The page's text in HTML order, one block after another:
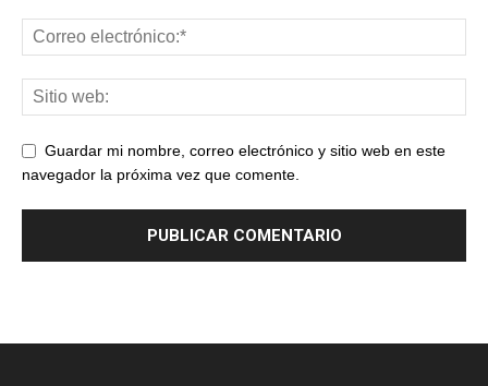
Guardar mi nombre, correo electrónico y sitio web en este
navegador la próxima vez que comente.